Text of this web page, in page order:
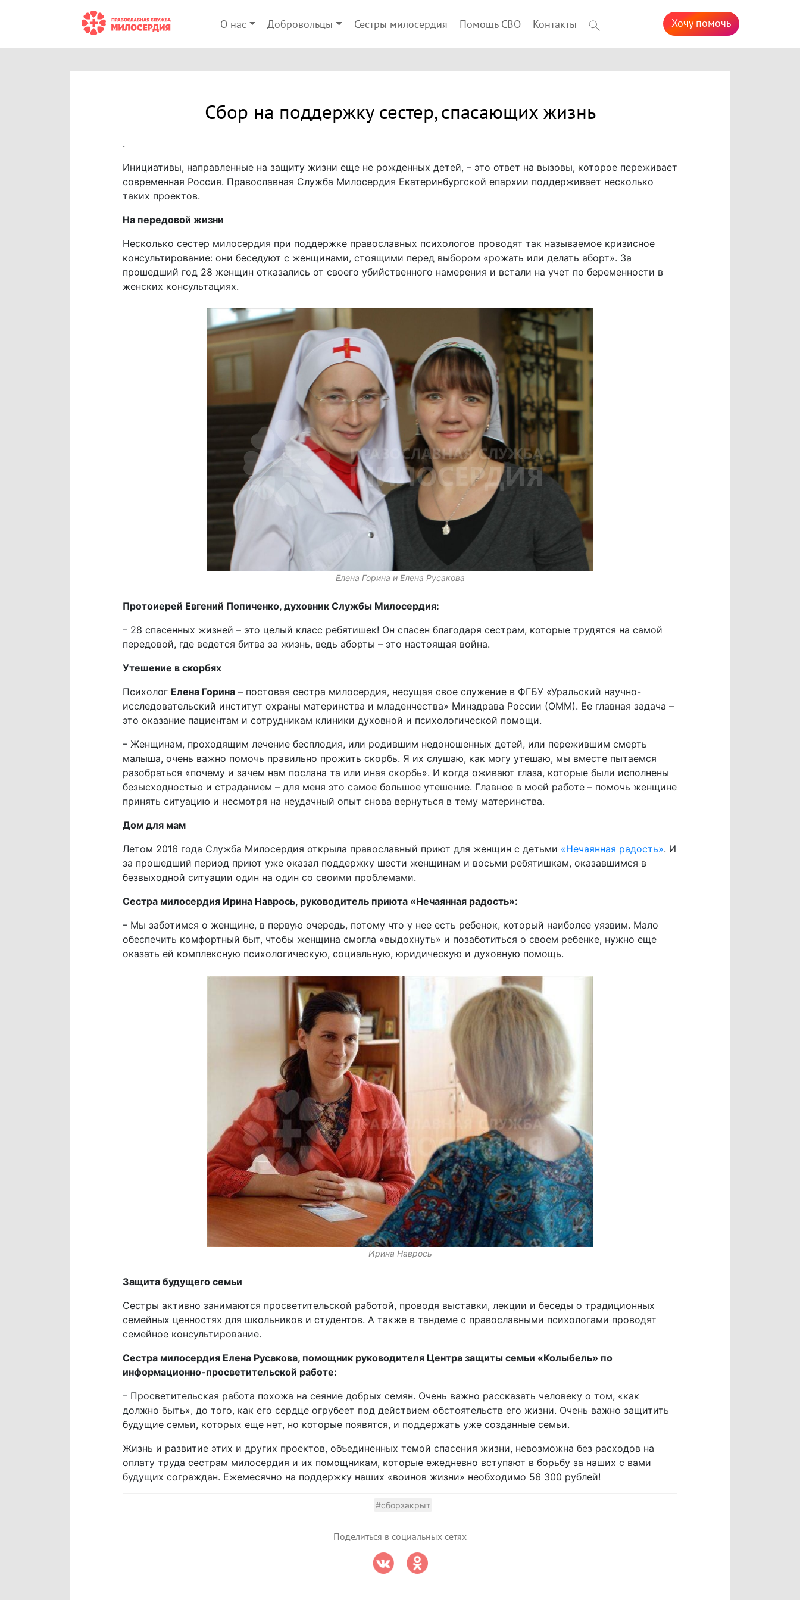
О нас Добровольцы Сестры милосердия Помощь СВО Контакты Хочу помочь
Сбор на поддержку сестер, спасающих жизнь
.
Инициативы, направленные на защиту жизни еще не рожденных детей, – это ответ на вызовы, которое переживает
современная Россия. Православная Служба Милосердия Екатеринбургской епархии поддерживает несколько
таких проектов.
На передовой жизни
Несколько сестер милосердия при поддержке православных психологов проводят так называемое кризисное
консультирование: они беседуют с женщинами, стоящими перед выбором «рожать или делать аборт». За
прошедший год 28 женщин отказались от своего убийственного намерения и встали на учет по беременности в
женских консультациях.
Елена Горина и Елена Русакова
Протоиерей Евгений Попиченко, духовник Службы Милосердия:
– 28 спасенных жизней – это целый класс ребятишек! Он спасен благодаря сестрам, которые трудятся на самой
передовой, где ведется битва за жизнь, ведь аборты – это настоящая война.
Утешение в скорбях
Психолог Елена Горина– постовая сестра милосердия, несущая свое служение в ФГБУ «Уральский научно-
исследовательский институт охраны материнства и младенчества» Минздрава России (ОММ). Ее главная задача –
это оказание пациентам и сотрудникам клиники духовной и психологической помощи.
– Женщинам, проходящим лечение бесплодия, или родившим недоношенных детей, или пережившим смерть
малыша, очень важно помочь правильно прожить скорбь. Я их слушаю, как могу утешаю, мы вместе пытаемся
разобраться «почему и зачем нам послана та или иная скорбь». И когда оживают глаза, которые были исполнены
безысходностью и страданием – для меня это самое большое утешение. Главное в моей работе – помочь женщине
принять ситуацию и несмотря на неудачный опыт снова вернуться в тему материнства.
Дом для мам
Летом 2016 года Служба Милосердия открыла православный приют для женщин с детьми «Нечаянная радость». И
за прошедший период приют уже оказал поддержку шести женщинам и восьми ребятишкам, оказавшимся в
безвыходной ситуации один на один со своими проблемами.
Сестра милосердия Ирина Наврось, руководитель приюта «Нечаянная радость»:
– Мы заботимся о женщине, в первую очередь, потому что у нее есть ребенок, который наиболее уязвим. Мало
обеспечить комфортный быт, чтобы женщина смогла «выдохнуть» и позаботиться о своем ребенке, нужно еще
оказать ей комплексную психологическую, социальную, юридическую и духовную помощь.
Ирина Наврось
Защита будущего семьи
Сестры активно занимаются просветительской работой, проводя выставки, лекции и беседы о традиционных
семейных ценностях для школьников и студентов. А также в тандеме с православными психологами проводят
семейное консультирование.
Сестра милосердия Елена Русакова, помощник руководителя Центра защиты семьи «Колыбель» по
информационно-просветительской работе:
– Просветительская работа похожа на сеяние добрых семян. Очень важно рассказать человеку о том, «как
должно быть», до того, как его сердце огрубеет под действием обстоятельств его жизни. Очень важно защитить
будущие семьи, которых еще нет, но которые появятся, и поддержать уже созданные семьи.
Жизнь и развитие этих и других проектов, объединенных темой спасения жизни, невозможна без расходов на
оплату труда сестрам милосердия и их помощникам, которые ежедневно вступают в борьбу за наших с вами
будущих сограждан. Ежемесячно на поддержку наших «воинов жизни» необходимо 56 300 рублей!
#сборзакрыт
Поделиться в социальных сетях